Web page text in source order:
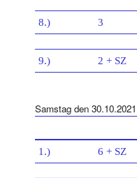
8.) 3
9.) 2 + SZ
Samstag den 30.10.2021
1.) 6 + SZ